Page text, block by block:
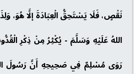
نَقْصٍ، فَلَا يَسْتَحِقُّ الْعِبَادَةَ إلَّا هُوَ،
اللهُ عَلَيْهِ وَسَلَّمَ - يُكْثِرُ مِنْ ذِكْرِ
رَوَى مُسْلِمٌ فِي صَحِيحِهِ أَنَّ رَسُولَ